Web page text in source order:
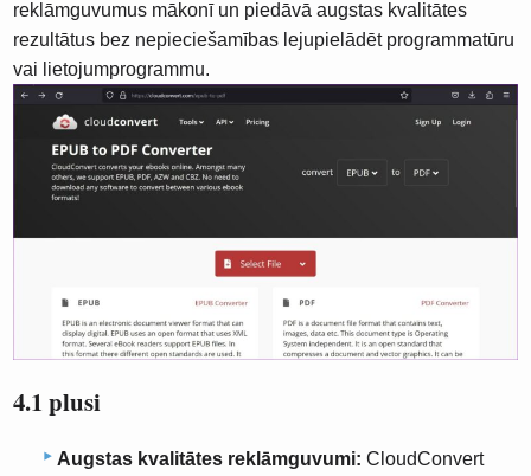
reklāmguvumus mākonī un piedāvā augstas kvalitātes
rezultātus bez nepieciešamības lejupielādēt programmatūru
vai lietojumprogrammu.
4.1 plusi
Augstas kvalitātes reklāmguvumi: CloudConvert